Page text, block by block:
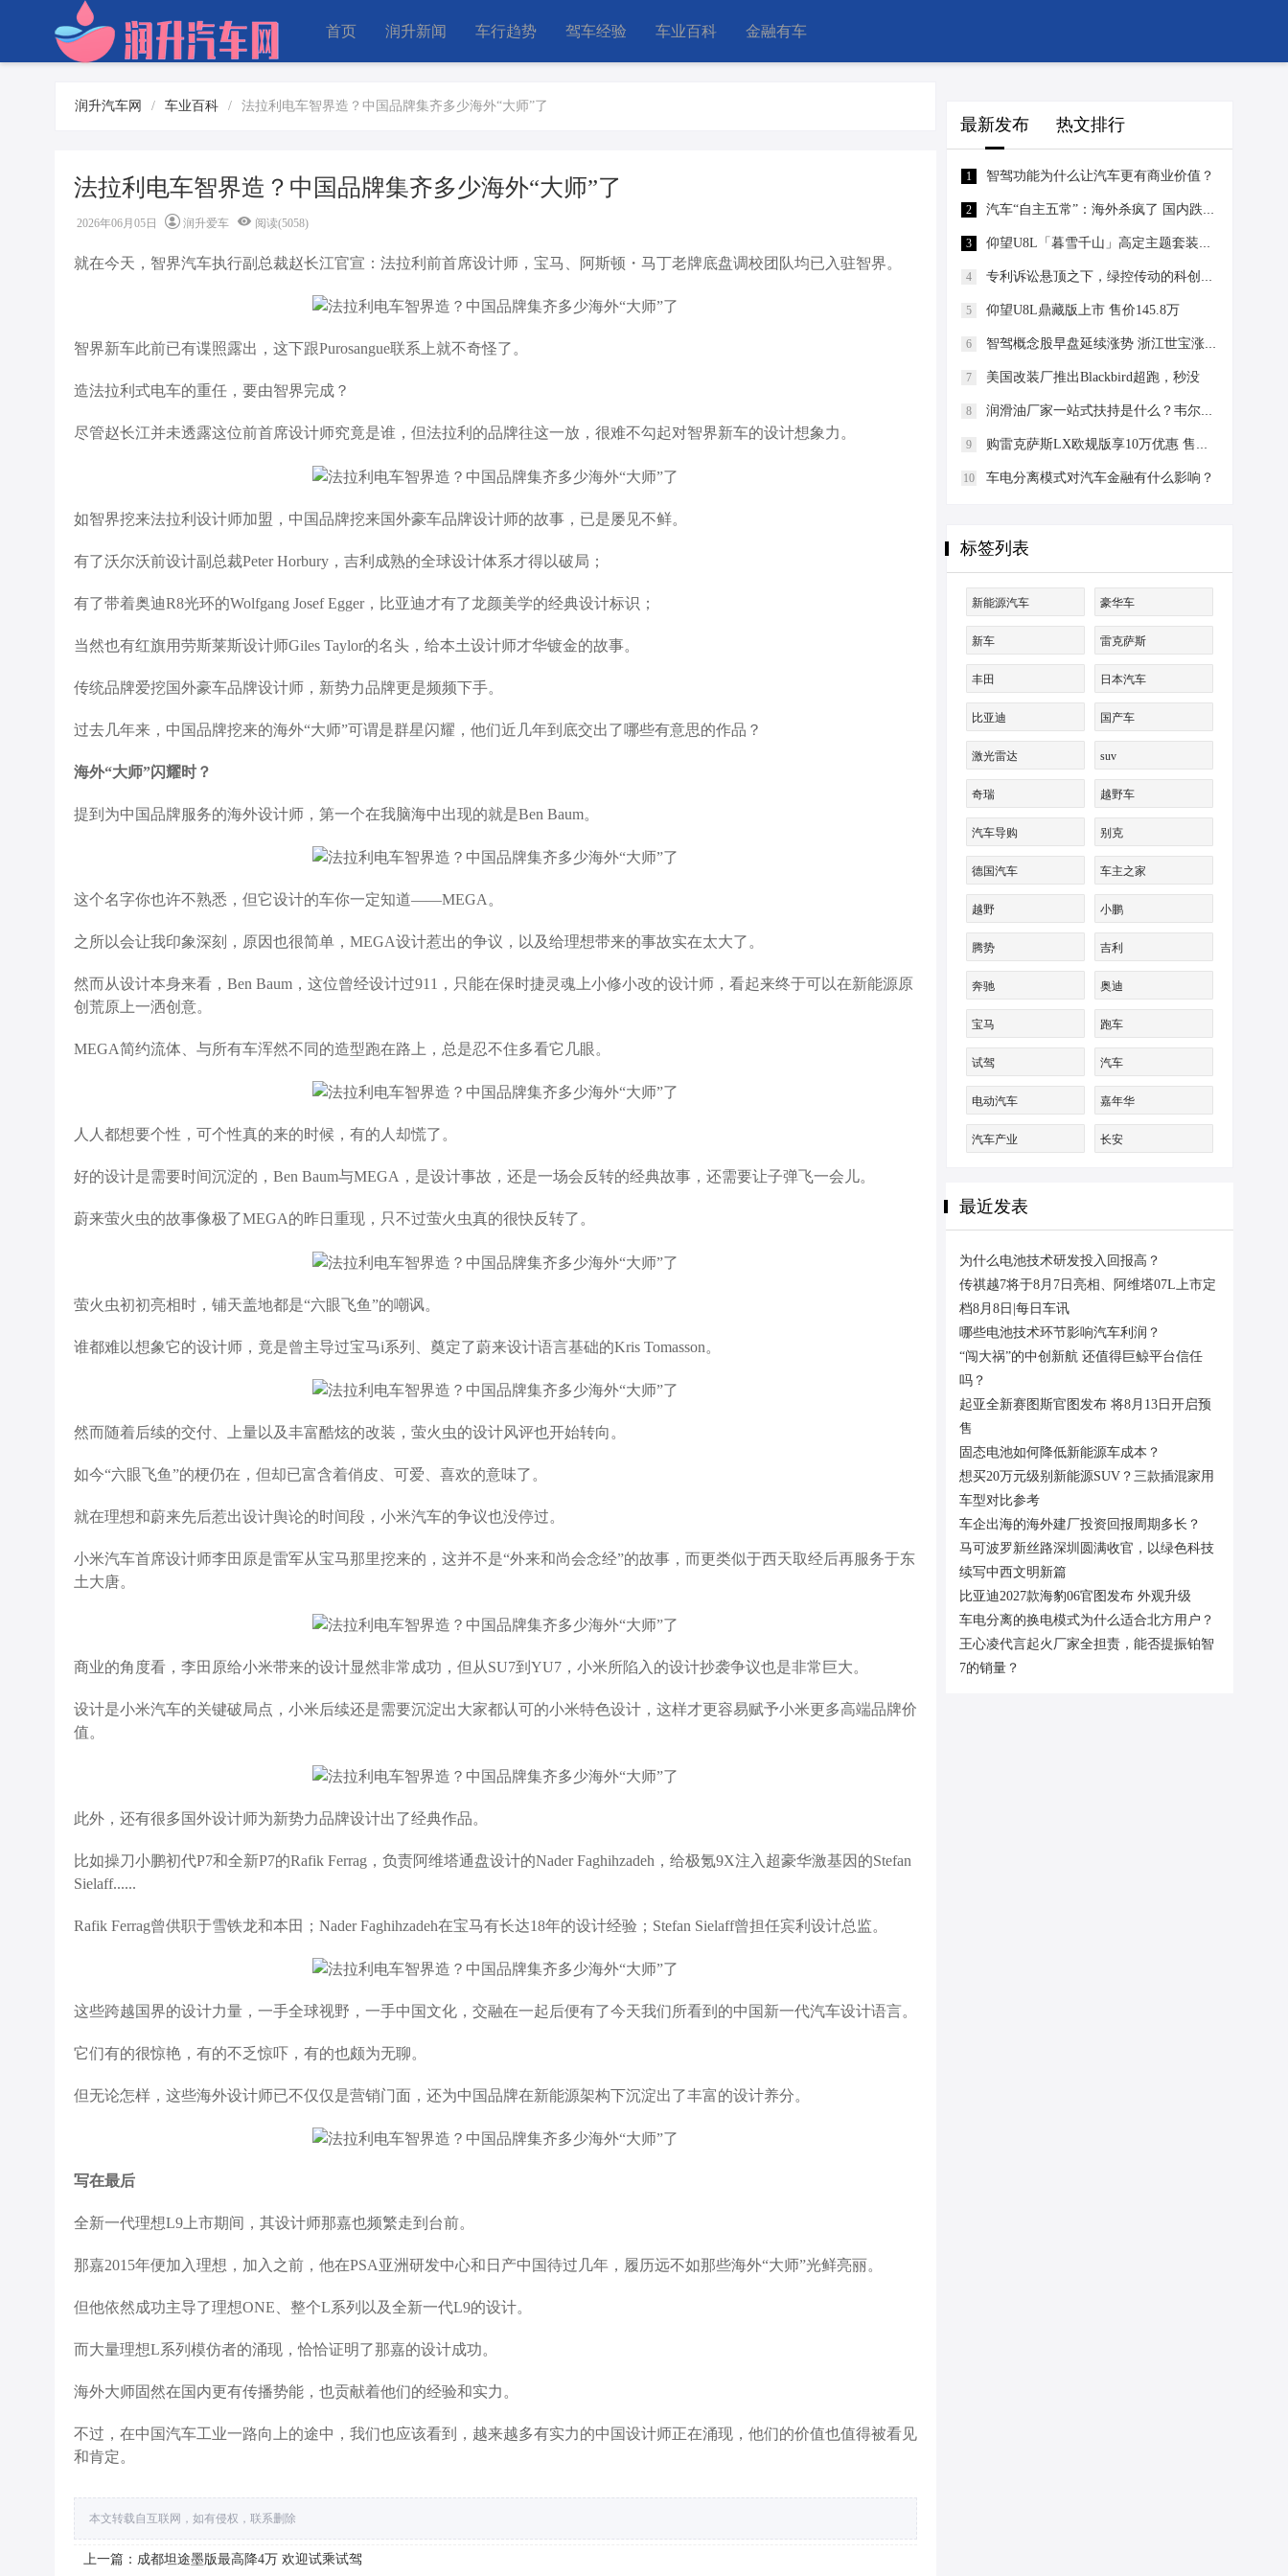
首页 润升新闻 车行趋势 驾车经验 车业百科 金融有车
润升汽车网 / 车业百科 / 法拉利电车智界造？中国品牌集齐多少海外“大师”了
法拉利电车智界造？中国品牌集齐多少海外“大师”了
2026年06月05日 润升爱车 阅读(5058)
就在今天，智界汽车执行副总裁赵长江官宣：法拉利前首席设计师，宝马、阿斯顿・马丁老牌底盘调校团队均已入驻智界。
智界新车此前已有谍照露出，这下跟Purosangue联系上就不奇怪了。
造法拉利式电车的重任，要由智界完成？
尽管赵长江并未透露这位前首席设计师究竟是谁，但法拉利的品牌往这一放，很难不勾起对智界新车的设计想象力。
如智界挖来法拉利设计师加盟，中国品牌挖来国外豪车品牌设计师的故事，已是屡见不鲜。
有了沃尔沃前设计副总裁Peter Horbury，吉利成熟的全球设计体系才得以破局；
有了带着奥迪R8光环的Wolfgang Josef Egger，比亚迪才有了龙颜美学的经典设计标识；
当然也有红旗用劳斯莱斯设计师Giles Taylor的名头，给本土设计师才华镀金的故事。
传统品牌爱挖国外豪车品牌设计师，新势力品牌更是频频下手。
过去几年来，中国品牌挖来的海外“大师”可谓是群星闪耀，他们近几年到底交出了哪些有意思的作品？
海外“大师”闪耀时？
提到为中国品牌服务的海外设计师，第一个在我脑海中出现的就是Ben Baum。
这个名字你也许不熟悉，但它设计的车你一定知道——MEGA。
之所以会让我印象深刻，原因也很简单，MEGA设计惹出的争议，以及给理想带来的事故实在太大了。
然而从设计本身来看，Ben Baum，这位曾经设计过911，只能在保时捷灵魂上小修小改的设计师，看起来终于可以在新能源原
创荒原上一洒创意。
MEGA简约流体、与所有车浑然不同的造型跑在路上，总是忍不住多看它几眼。
人人都想要个性，可个性真的来的时候，有的人却慌了。
好的设计是需要时间沉淀的，Ben Baum与MEGA，是设计事故，还是一场会反转的经典故事，还需要让子弹飞一会儿。
蔚来萤火虫的故事像极了MEGA的昨日重现，只不过萤火虫真的很快反转了。
萤火虫初初亮相时，铺天盖地都是“六眼飞鱼”的嘲讽。
谁都难以想象它的设计师，竟是曾主导过宝马i系列、奠定了蔚来设计语言基础的Kris Tomasson。
然而随着后续的交付、上量以及丰富酷炫的改装，萤火虫的设计风评也开始转向。
如今“六眼飞鱼”的梗仍在，但却已富含着俏皮、可爱、喜欢的意味了。
就在理想和蔚来先后惹出设计舆论的时间段，小米汽车的争议也没停过。
小米汽车首席设计师李田原是雷军从宝马那里挖来的，这并不是“外来和尚会念经”的故事，而更类似于西天取经后再服务于东
土大唐。
商业的角度看，李田原给小米带来的设计显然非常成功，但从SU7到YU7，小米所陷入的设计抄袭争议也是非常巨大。
设计是小米汽车的关键破局点，小米后续还是需要沉淀出大家都认可的小米特色设计，这样才更容易赋予小米更多高端品牌价
值。
此外，还有很多国外设计师为新势力品牌设计出了经典作品。
比如操刀小鹏初代P7和全新P7的Rafik Ferrag，负责阿维塔通盘设计的Nader Faghihzadeh，给极氪9X注入超豪华激基因的Stefan
Sielaff......
Rafik Ferrag曾供职于雪铁龙和本田；Nader Faghihzadeh在宝马有长达18年的设计经验；Stefan Sielaff曾担任宾利设计总监。
这些跨越国界的设计力量，一手全球视野，一手中国文化，交融在一起后便有了今天我们所看到的中国新一代汽车设计语言。
它们有的很惊艳，有的不乏惊吓，有的也颇为无聊。
但无论怎样，这些海外设计师已不仅仅是营销门面，还为中国品牌在新能源架构下沉淀出了丰富的设计养分。
写在最后
全新一代理想L9上市期间，其设计师那嘉也频繁走到台前。
那嘉2015年便加入理想，加入之前，他在PSA亚洲研发中心和日产中国待过几年，履历远不如那些海外“大师”光鲜亮丽。
但他依然成功主导了理想ONE、整个L系列以及全新一代L9的设计。
而大量理想L系列模仿者的涌现，恰恰证明了那嘉的设计成功。
海外大师固然在国内更有传播势能，也贡献着他们的经验和实力。
不过，在中国汽车工业一路向上的途中，我们也应该看到，越来越多有实力的中国设计师正在涌现，他们的价值也值得被看见
和肯定。
本文转载自互联网，如有侵权，联系删除
上一篇：成都坦途墨版最高降4万 欢迎试乘试驾
最新发布 热文排行
1 智驾功能为什么让汽车更有商业价值？
2 汽车“自主五常”：海外杀疯了 国内跌惨了丨汽势焦点
3 仰望U8L「暮雪千山」高定主题套装售价30万
4 专利诉讼悬顶之下，绿控传动的科创估值还能撑多久？
5 仰望U8L鼎藏版上市 售价145.8万
6 智驾概念股早盘延续涨势 浙江世宝涨逾11%佑驾创新涨逾10%
7 美国改装厂推出Blackbird超跑，秒没
8 润滑油厂家一站式扶持是什么？韦尔斯润滑油代理降低经营门槛
9 购雷克萨斯LX欧规版享10万优惠 售四川
10 车电分离模式对汽车金融有什么影响？
标签列表
新能源汽车 豪华车
新车 雷克萨斯
丰田 日本汽车
比亚迪 国产车
激光雷达 suv
奇瑞 越野车
汽车导购 别克
德国汽车 车主之家
越野 小鹏
腾势 吉利
奔驰 奥迪
宝马 跑车
试驾 汽车
电动汽车 嘉年华
汽车产业 长安
最近发表
为什么电池技术研发投入回报高？
传祺越7将于8月7日亮相、阿维塔07L上市定
档8月8日|每日车讯
哪些电池技术环节影响汽车利润？
“闯大祸”的中创新航 还值得巨鲸平台信任
吗？
起亚全新赛图斯官图发布 将8月13日开启预
售
固态电池如何降低新能源车成本？
想买20万元级别新能源SUV？三款插混家用
车型对比参考
车企出海的海外建厂投资回报周期多长？
马可波罗新丝路深圳圆满收官，以绿色科技
续写中西文明新篇
比亚迪2027款海豹06官图发布 外观升级
车电分离的换电模式为什么适合北方用户？
王心凌代言起火厂家全担责，能否提振铂智
7的销量？